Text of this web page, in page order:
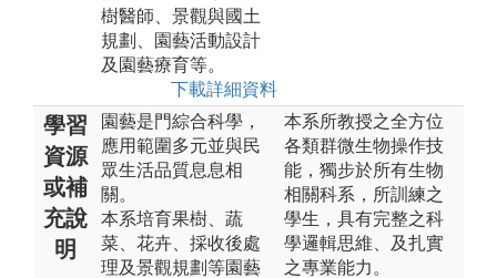
樹醫師、景觀與國土
規劃、園藝活動設計
及園藝療育等。
下載詳細資料
學習
資源
或補
充說
明
園藝是門綜合科學，
應用範圍多元並與民
眾生活品質息息相
關。
本系培育果樹、蔬
菜、花卉、採收後處
理及景觀規劃等園藝
本系所教授之全方位
各類群微生物操作技
能，獨步於所有生物
相關科系，所訓練之
學生，具有完整之科
學邏輯思維、及扎實
之專業能力。